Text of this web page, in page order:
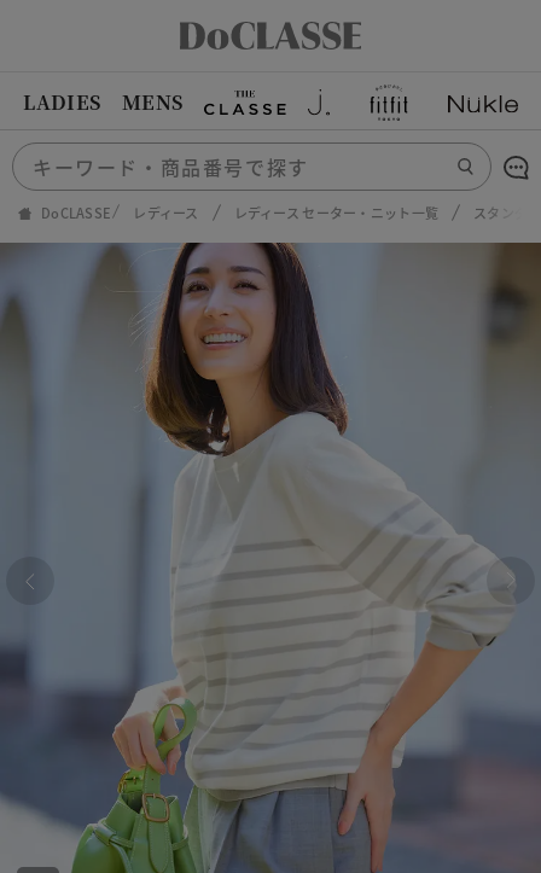
LADIES MENS
DoCLASSE レディース レディース セーター・ニット一覧 スタンダ